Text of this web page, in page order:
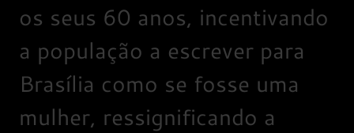
os seus 60 anos, incentivando
a população a escrever para
Brasília como se fosse uma
mulher, ressignificando a